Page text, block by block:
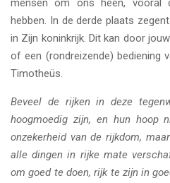
mensen om ons heen, vooral
hebben. In de derde plaats
in Zijn koninkrijk. Dit kan door
of een (rondreizende) bediening
Timotheüs.
Beveel de rijken in deze
hoogmoedig zijn, en hun hoop
onzekerheid van de rijkdom,
alle dingen in rijke mate
om goed te doen, rijk te zijn in